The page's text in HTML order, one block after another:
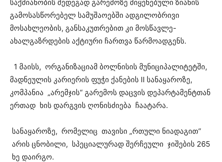
საქმიანობის შედეგად გარემოზე მიყენებული ზიანის
გამოსასწორებელ სამუშაოებში ადგილობრივი
მოსახლეობის, განსაკუთრებით კი მოსწავლე-
ახალგაზრდების აქტიური ჩართვა წარმოადგენს.
1 მაისს, ორგანიზაციამ ბოლნისის მუნიციპალიტეტში,
მადნეულის კარიერის ფუჭი ქანების II სანაყაროზე,
კომპანია „არემჯის“ გარემოს დაცვის დეპარტამენტთან
ერთად ხის დარგვის ღონისძიება ჩაატარა.
სანაყაროზე, რომელიც თავისი „რთული ნიადაგით“
არის ცნობილი, სპეციალურად შერჩეული ჯიშების 265
ხე დაირგო.